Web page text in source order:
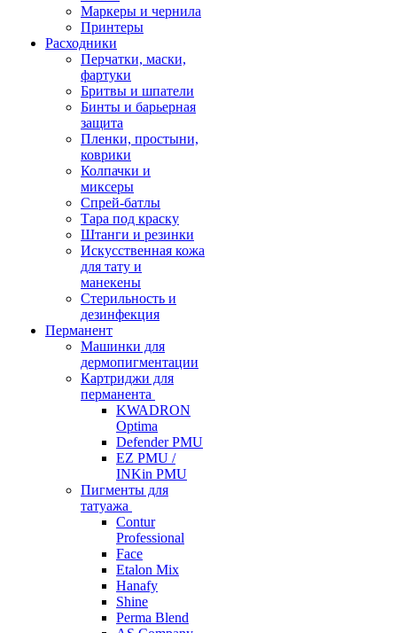
Маркеры и чернила
Принтеры
Расходники
Перчатки, маски,
фартуки
Бритвы и шпатели
Бинты и барьерная
защита
Пленки, простыни,
коврики
Колпачки и
миксеры
Спрей-батлы
Тара под краску
Штанги и резинки
Искусственная кожа
для тату и
манекены
Стерильность и
дезинфекция
Перманент
Машинки для
дермопигментации
Картриджи для
перманента
KWADRON
Optima
Defender PMU
EZ PMU /
INKin PMU
Пигменты для
татуажа
Contur
Professional
Face
Etalon Mix
Hanafy
Shine
Perma Blend